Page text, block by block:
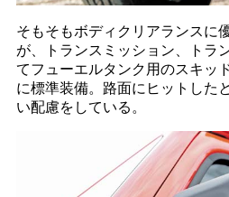
そもそもボディクリアランスに
が、トランスミッション、トラ
てフューエルタンク用のスキッ
に標準装備。路面にヒットした
い配慮をしている。